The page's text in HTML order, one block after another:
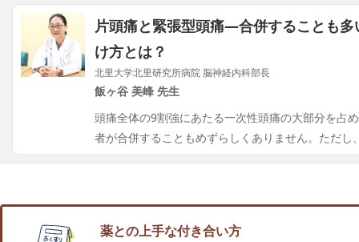
片頭痛と緊張型頭痛―合併することも
け方とは？
北里大学北里研究所病院 脳神経内科部長
飯ヶ谷 美峰 先生
頭痛全体の9割強にあたる一次性頭痛の大部分を占
者が合併することもめずらしくありません。ただし
薬との上手な付き合い方